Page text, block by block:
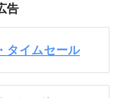
告
タイムセール